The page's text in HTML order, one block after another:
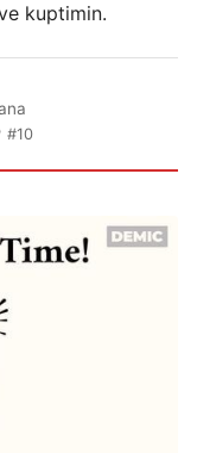
kuptimin.